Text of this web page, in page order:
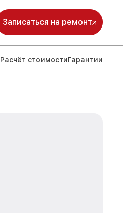
Записаться на ремонт
Расчёт стоимостиГарантии